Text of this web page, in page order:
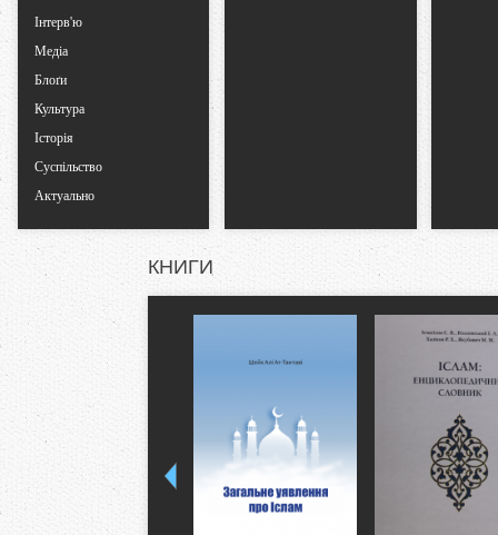
Інтерв'ю
Медіа
Блоґи
Культура
Історія
Суспільство
Актуально
КНИГИ